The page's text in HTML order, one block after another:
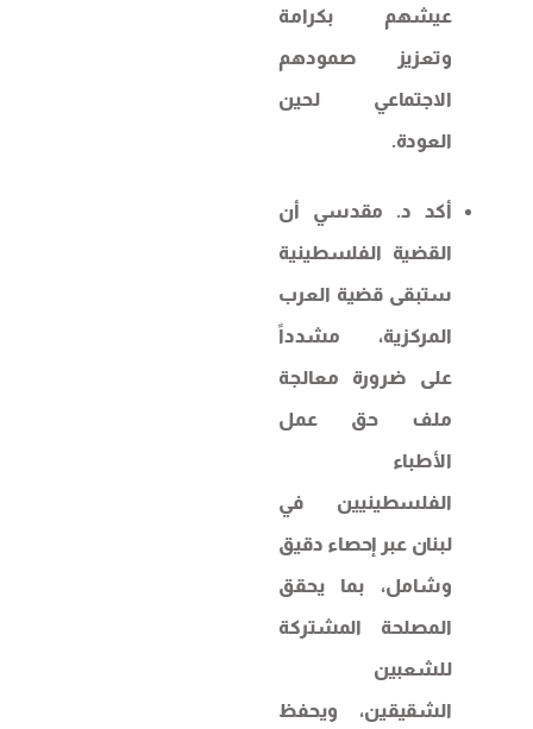
عيشهم بكرامة
وتعزيز صمودهم
الاجتماعي لحين
العودة.
أكد د. مقدسي أن
القضية الفلسطينية
ستبقى قضية العرب
المركزية، مشدداً
على ضرورة معالجة
ملف حق عمل
الأطباء
الفلسطينيين في
لبنان عبر إحصاء دقيق
وشامل، بما يحقق
المصلحة المشتركة
للشعبين
الشقيقين، ويحفظ